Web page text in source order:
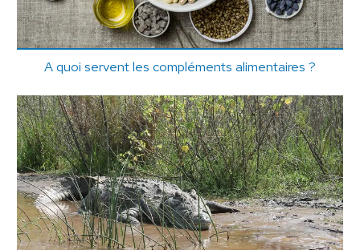
A quoi servent les compléments alimentaires ?